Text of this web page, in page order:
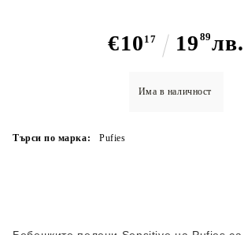
€10 17 19 89лв.
Има в наличност
Търси по марка: Pufies